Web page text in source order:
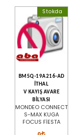
Stokda
BM5Q-19A216-AD
İTHAL
V KAYIŞ AVARE
BİLYASI
MONDEO CONNECT
S-MAX KUGA
FOCUS FİESTA